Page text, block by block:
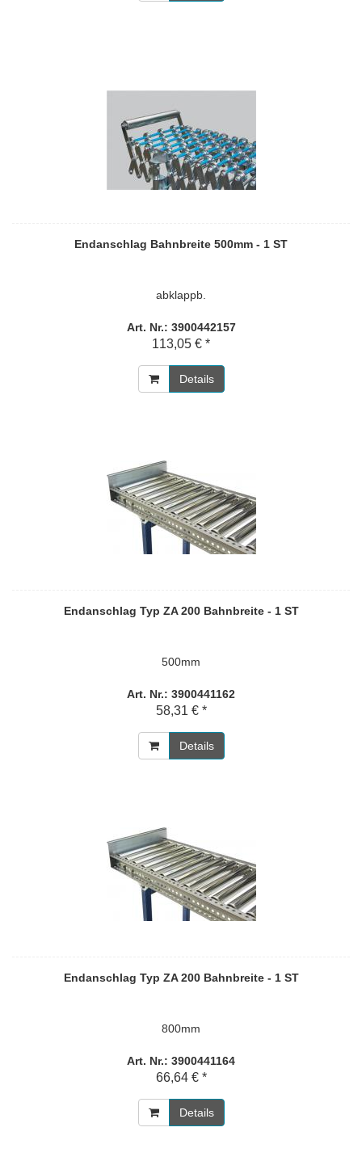
Endanschlag Bahnbreite 500mm - 1 ST
abklappb.
Art. Nr.: 3900442157
113,05 € *
Details
Endanschlag Typ ZA 200 Bahnbreite - 1 ST
500mm
Art. Nr.: 3900441162
58,31 € *
Details
Endanschlag Typ ZA 200 Bahnbreite - 1 ST
800mm
Art. Nr.: 3900441164
66,64 € *
Details